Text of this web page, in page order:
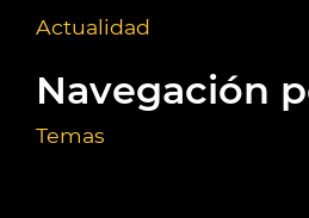
Actualidad
Navegación
Temas